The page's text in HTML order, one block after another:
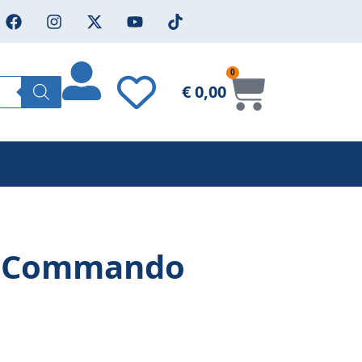
€0,00
0